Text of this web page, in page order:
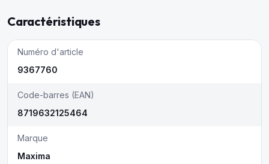
Caractéristiques
Numéro d'article
9367760
Code-barres (EAN)
8719632125464
Marque
Maxima